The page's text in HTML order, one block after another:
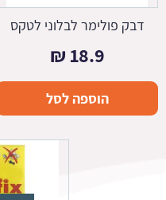
דבק פולימר לבלוני לטקס
18.9
₪
הוספה לסל